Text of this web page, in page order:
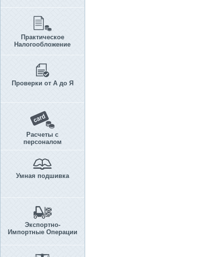
Практическое
Налогообложение
Проверки от А до Я
Расчеты с
персоналом
Умная подшивка
Экспортно-
Импортные Операции